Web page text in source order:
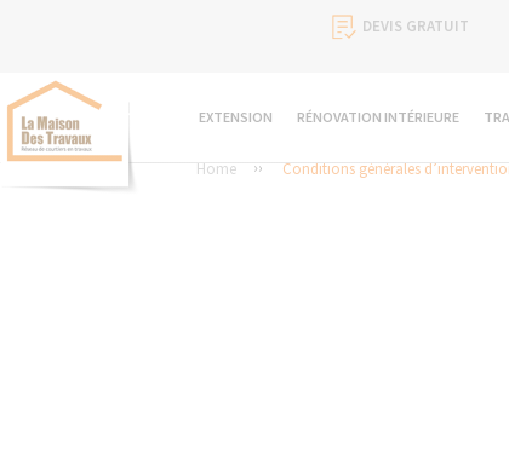
DEVIS GRATUIT
EXTENSION RÉNOVATION INTÉRIEURE
Home Conditions générales